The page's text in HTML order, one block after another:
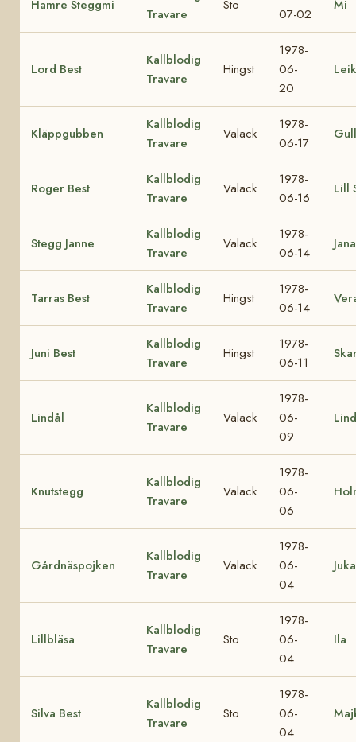
Hamre Steggmi
Travare
Sto
07-02
Mi
Lord Best
Kallblodig
Travare
Hingst
1978-
06-
20
Kläppgubben
Kallblodig
Travare
Valack
1978-
06-17
Roger Best
Kallblodig
Travare
Valack
1978-
06-16
Lill
Stegg Janne
Kallblodig
Travare
Valack
1978-
06-14
Jana
Tarras Best
Kallblodig
Travare
Hingst
1978-
06-14
Juni Best
Kallblodig
Travare
Hingst
1978-
06-11
Lindål
Kallblodig
Travare
Valack
1978-
06-
09
Knutstegg
Kallblodig
Travare
Valack
1978-
06-
06
Gårdnäspojken
Kallblodig
Travare
Valack
1978-
06-
04
Juka
Lillbläsa
Kallblodig
Travare
Sto
1978-
06-
04
Ila
Silva Best
Kallblodig
Travare
Sto
1978-
06-
04